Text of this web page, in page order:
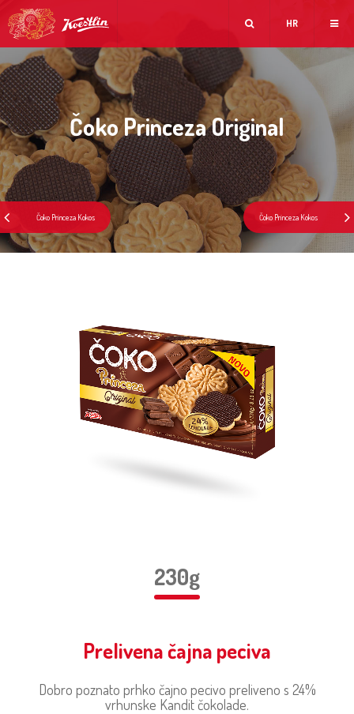
HR
Čoko Princeza Original
230g
Prelivena čajna peciva
Dobro poznato prhko čajno pecivo preliveno s 24%
vrhunske Kandit čokolade.